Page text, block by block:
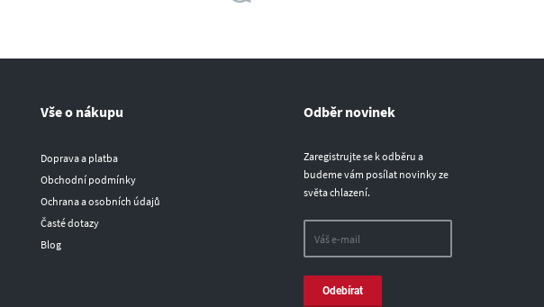
Vše o nákupu
Doprava a platba
Obchodní podmínky
Ochrana a osobních údajů
Časté dotazy
Blog
Odběr novinek
Zaregistrujte se k odběru a
budeme vám posílat novinky ze
světa chlazení.
Odebírat